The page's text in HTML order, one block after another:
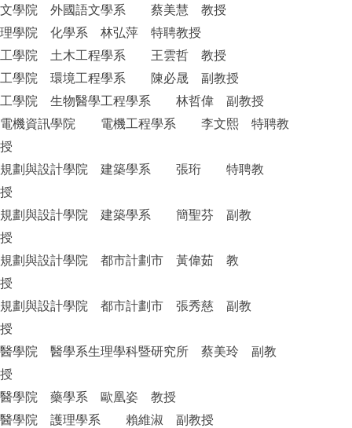
文學院 外國語文學系 蔡美慧 教授
理學院 化學系 林弘萍 特聘教授
工學院 土木工程學系 王雲哲 教授
工學院 環境工程學系 陳必晟 副教授
工學院 生物醫學工程學系 林哲偉 副教授
電機資訊學院 電機工程學系 李文熙 特聘教
授
規劃與設計學院 建築學系 張珩 特聘教
授
規劃與設計學院 建築學系 簡聖芬 副教
授
規劃與設計學院 都市計劃市 黃偉茹 教
授
規劃與設計學院 都市計劃市 張秀慈 副教
授
醫學院 醫學系生理學科暨研究所 蔡美玲 副教
授
醫學院 藥學系 歐凰姿 教授
醫學院 護理學系 賴維淑 副教授